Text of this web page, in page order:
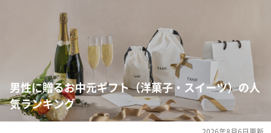
男性に贈るお中元ギフト（洋菓子・スイーツ）の人
気ランキング